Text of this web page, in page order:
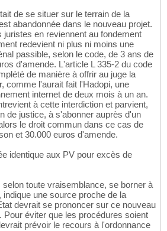
de se situer sur le terrain de la
abandonnée dans le nouveau projet.
juristes en reviennent au fondement
redevient ni plus ni moins une
passible, selon le code, de 3 ans de
d'amende. L'article L 335-2 du code
de manière à offrir au juge la
comme l'aurait fait l'Hadopi, une
internet de deux mois à un an.
à cette interdiction et parvient,
de justice, à s'abonner auprès d'un
le droit commun dans ce cas de
et 30.000 euros d'amende.
identique aux PV pour excès de
selon toute vraisemblance, se borner à
une source proche de la
devrait se prononcer sur ce nouveau
Pour éviter que les procédures soient
prévoir le recours à l'ordonnance